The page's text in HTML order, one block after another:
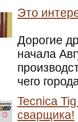
Это
Дорогие
начала
чего
Tecnica
сварщика!